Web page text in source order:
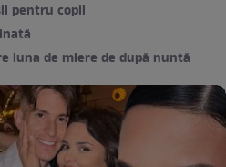
pentru copil
luna de miere de după nuntă